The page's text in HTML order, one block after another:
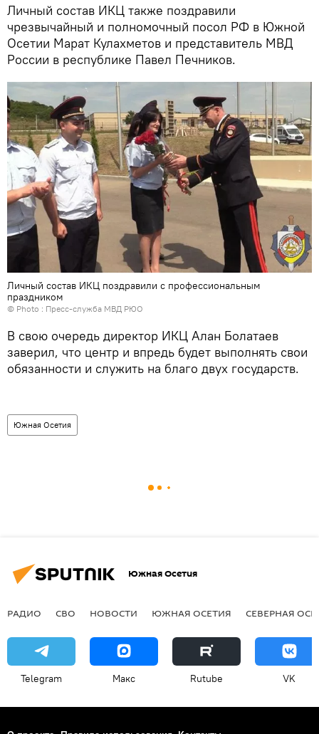
Личный состав ИКЦ также поздравили
чрезвычайный и полномочный посол РФ в Южной
Осетии Марат Кулахметов и представитель МВД
России в республике Павел Печников.
Личный состав ИКЦ поздравили с профессиональным
праздником
© Photo : Пресс-служба МВД РЮО
В свою очередь директор ИКЦ Алан Болатаев
заверил, что центр и впредь будет выполнять свои
обязанности и служить на благо двух государств.
Южная Осетия
Южная Осетия
РАДИО СВО НОВОСТИ ЮЖНАЯ ОСЕТИЯ СЕВЕРНАЯ
Telegram Макс Rutube VK